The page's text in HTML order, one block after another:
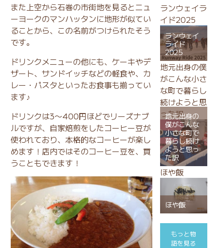
また上空から石巻の市街地を見るとニュ
ーヨークのマンハッタンに地形が似てい
ることから、この名前がつけられたそう
です。
ドリンクメニューの他にも、ケーキやデ
ザート、サンドイッチなどの軽食や、カ
レー・パスタといったお食事も揃ってい
ます♪
ドリンクは3〜400円ほどでリーズナブ
ルですが、自家焙煎をしたコーヒー豆が
使われており、本格的なコーヒーが楽し
めます！店内ではそのコーヒー豆を、買
うこともできます！
ランウェイラ
イド2025
ランウェイ
ライド
2025
地元出身の僕
がこんな小さ
な町で暮らし
続けようと思
った訳
地元出身の
僕がこんな
小さな町で
暮らし続け
ようと思っ
た訳
ほや飯
ほや飯
もっと物
語を見る